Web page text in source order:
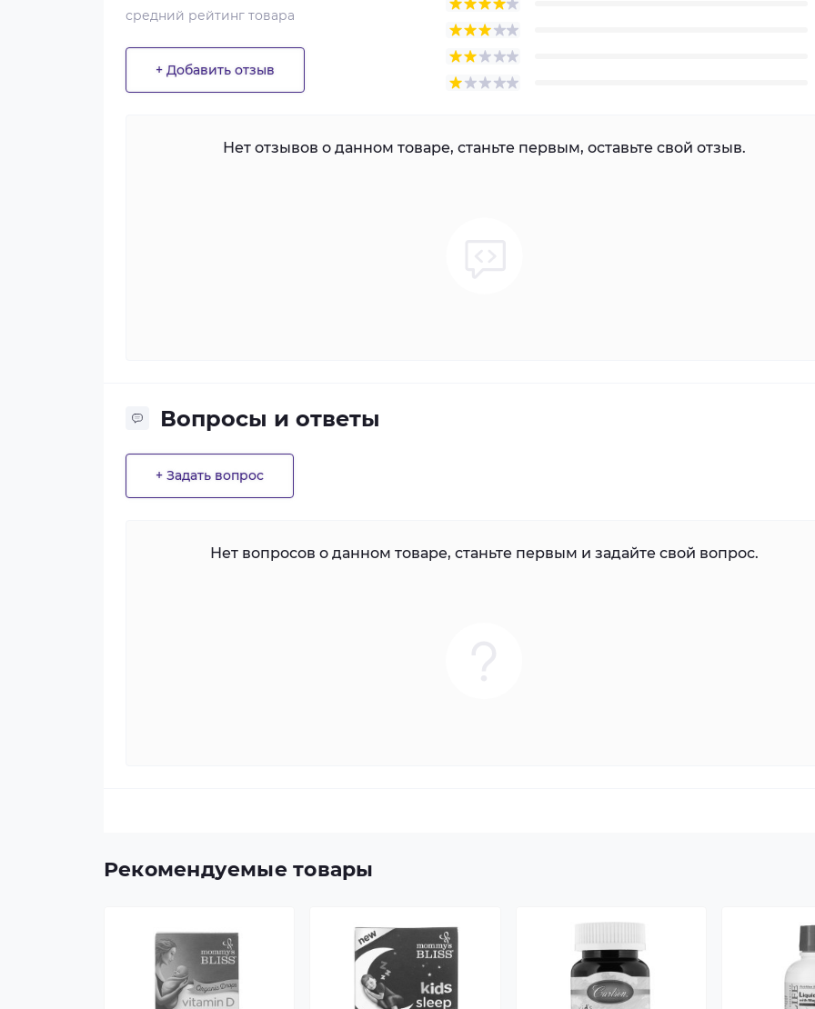
средний рейтинг товара
+ Добавить отзыв
Нет отзывов о данном товаре, станьте первым, оставьте свой отзыв.
Вопросы и ответы
+ Задать вопрос
Нет вопросов о данном товаре, станьте первым и задайте свой вопрос.
Рекомендуемые товары